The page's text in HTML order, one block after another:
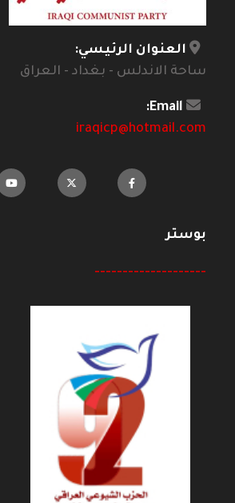
العنوان الرئيسي:
ساحة الاندلس - بغداد - العراق
Email:
iraqicp@hotmail.com
بوستر
--------------------